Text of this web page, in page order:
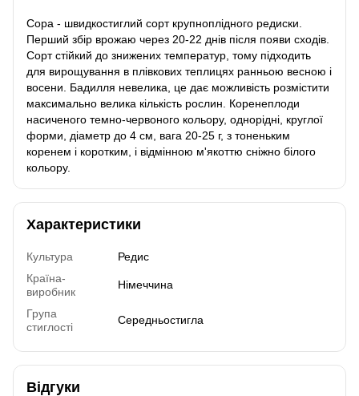
Сора - швидкостиглий сорт крупноплідного редиски.
Перший збір врожаю через 20-22 днів після появи сходів.
Сорт стійкий до знижених температур, тому підходить
для вирощування в плівкових теплицях ранньою весною і
восени. Бадилля невелика, це дає можливість розмістити
максимально велика кількість рослин. Коренеплоди
насиченого темно-червоного кольору, однорідні, круглої
форми, діаметр до 4 см, вага 20-25 г, з тоненьким
коренем і коротким, і відмінною м'якоттю сніжно білого
кольору.
Характеристики
Культура
Редис
Країна-
виробник
Німеччина
Група
стиглості
Середньостигла
Відгуки